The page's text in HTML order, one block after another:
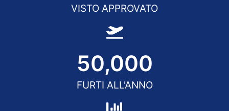
VISTO APPROVATO
FURTI ALL'ANNO
50,000